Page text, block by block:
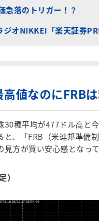
急落のトリガー！？
オNIKKEI「楽天証券
値なのにFRB
種平均が477ドル高と
と、「FRB（米連邦準備
方が買い安心感となっ
）